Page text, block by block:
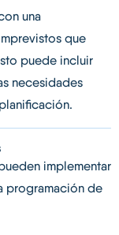
una
que
puede incluir
necesidades
implementar
programación de